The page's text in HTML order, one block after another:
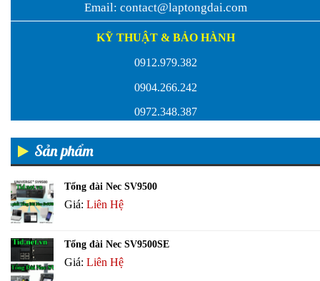
Email: contact@laptongdai.com
KỸ THUẬT & BẢO HÀNH
0912.979.382
0904.266.242
0972.348.387
Sản phẩm
Tổng đài Nec SV9500
Giá: Liên Hệ
Tổng đài Nec SV9500SE
Giá: Liên Hệ